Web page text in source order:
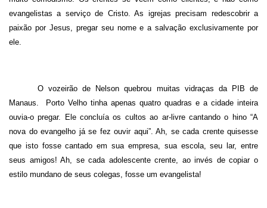
evangelistas a serviço de Cristo. As igrejas precisam redescobrir a
paixão por Jesus, pregar seu nome e a salvação exclusivamente por
ele.
O vozeirão de Nelson quebrou muitas vidraças da PIB de
Manaus.
Porto Velho tinha apenas quatro quadras e a cidade inteira
ouvia-o pregar. Ele concluía os cultos ao ar-livre cantando o hino “A
nova do evangelho já se fez ouvir aqui”. Ah, se cada crente quisesse
que isto fosse cantado em sua empresa, sua escola, seu lar, entre
seus amigos! Ah, se cada adolescente crente, ao invés de copiar o
estilo mundano de seus colegas, fosse um evangelista!